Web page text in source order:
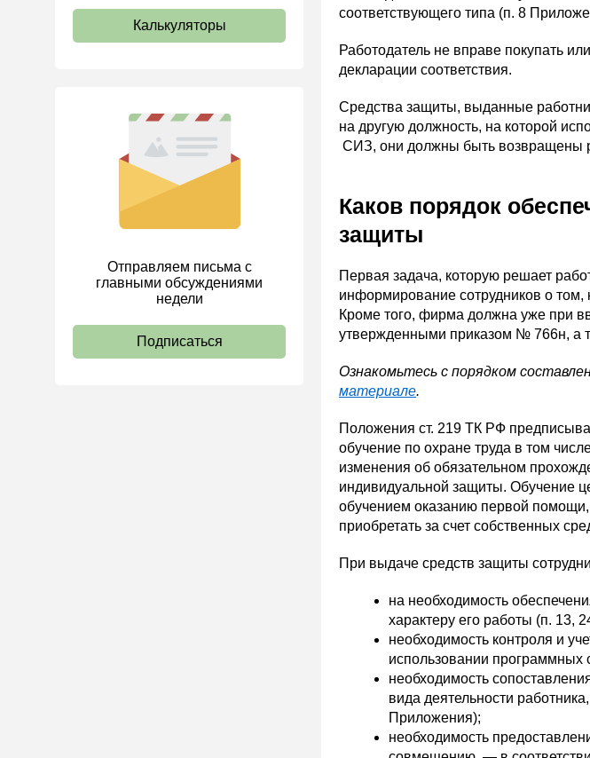
Калькуляторы
Отправляем письма с
главными обсуждениями
недели
Подписаться
соответствующего типа (п. 8
Работодатель не вправе покупать
декларации соответствия.
Средства защиты, выданные
на другую должность, на которой
СИЗ, они должны быть возвращены
Каков порядок
защиты
Первая задача, которую решает
информирование сотрудников о
Кроме того, фирма должна уже при
утвержденными приказом № 766н, а
Ознакомьтесь с порядком
материале.
Положения ст. 219 ТК РФ
обучение по охране труда в том
изменения об обязательном
индивидуальной защиты. Обучение
обучением оказанию первой
приобретать за счет собственных
При выдаче средств защиты
на необходимость
характеру его работы (п. 13,
необходимость контроля и
использовании программных
необходимость
вида деятельности
Приложения);
необходимость